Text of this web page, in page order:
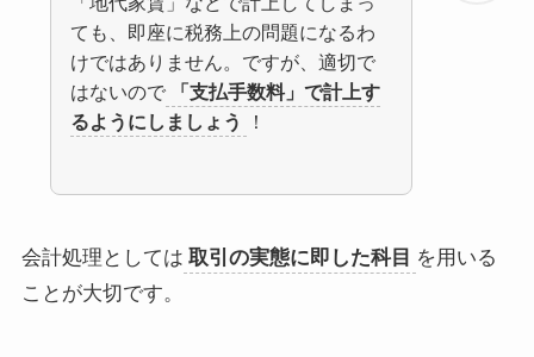
ても、即座に税務上の問題になるわ
けではありません。ですが、適切で
はないので
「支払手数料」で計上す
るようにしましょう
！
会計処理としては 取引の実態に即した科目 を用いる
ことが大切です。